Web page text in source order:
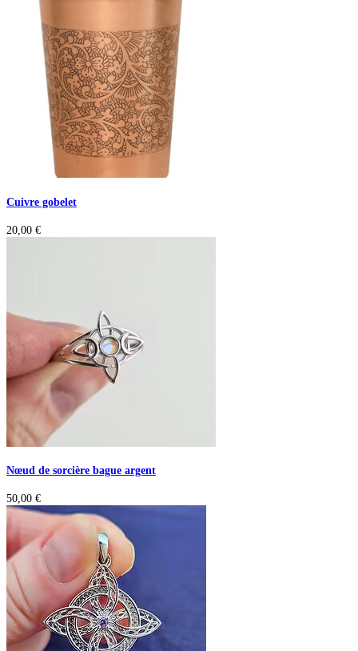
Cuivre gobelet
20,00 €
Nœud de sorcière bague argent
50,00 €